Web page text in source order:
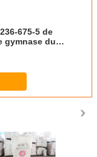
675-5 de
gymnase du